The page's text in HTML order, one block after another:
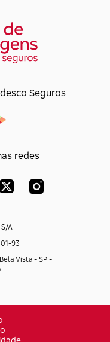
Seguros
redes
A
93
Vista - SP -